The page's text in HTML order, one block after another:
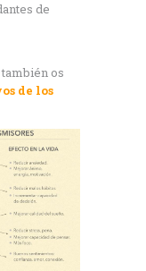
de
os
de los